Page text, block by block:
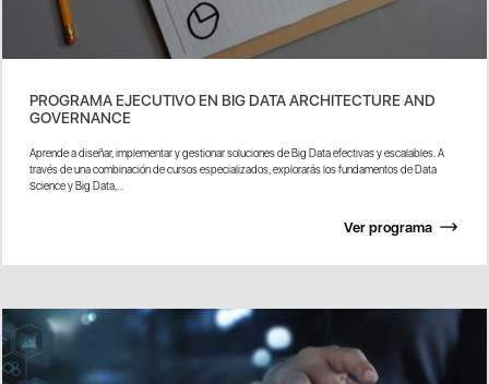
PROGRAMA EJECUTIVO EN BIG DATA ARCHITECTURE AND
GOVERNANCE
Aprende a diseñar, implementar y gestionar soluciones de Big Data efectivas y escalables. A
través de una combinación de cursos especializados, explorarás los fundamentos de Data
Science y Big Data,...
Ver programa